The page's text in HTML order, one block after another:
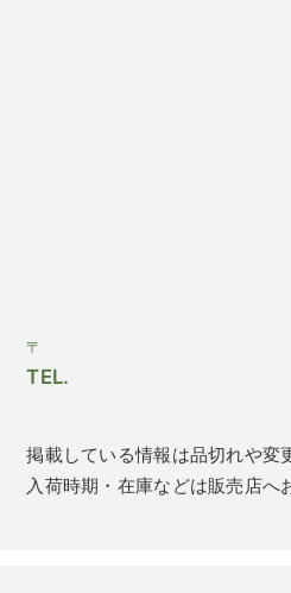
〒
TEL.
掲載している情報は品切れや変
入荷時期・在庫などは販売店へ